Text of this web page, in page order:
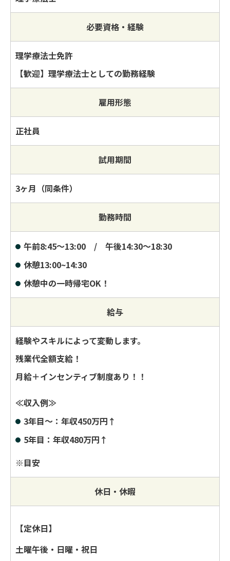
必要資格・経験
理学療法士免許
【歓迎】理学療法士としての勤務経験
雇用形態
正社員
試用期間
3ヶ月（同条件）
勤務時間
午前8:45～13:00 / 午後14:30～18:30
休憩13:00~14:30
休憩中の一時帰宅OK！
給与
経験やスキルによって変動します。
残業代全額支給！
月給＋インセンティブ制度あり！！
≪収入例≫
3年目〜：年収450万円↑
5年目：年収480万円↑
※目安
休日・休暇
【定休日】
土曜午後・日曜・祝日